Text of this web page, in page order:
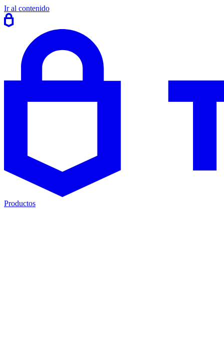
Ir al contenido
Productos